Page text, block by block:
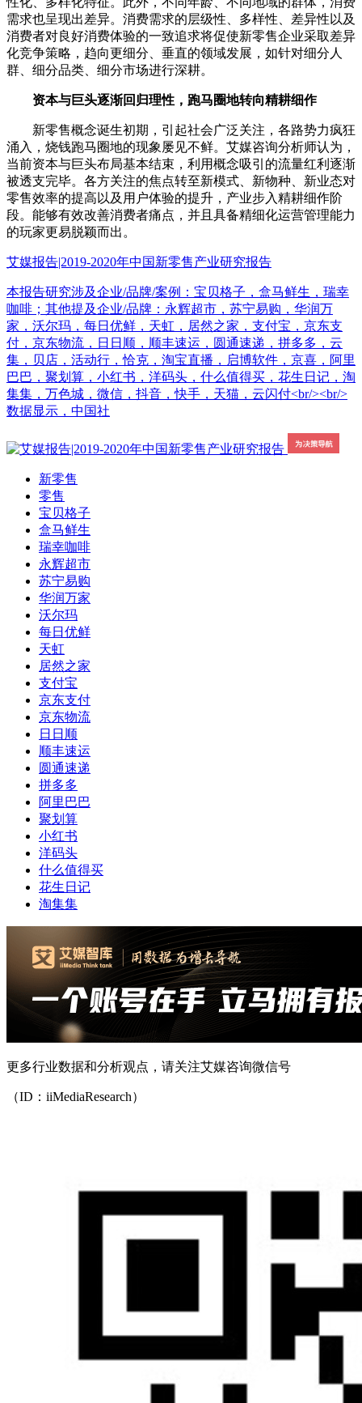
需求也呈现出差异。消费需求的层级性、多样性、差异性以及
消费者对良好消费体验的一致追求将促使新零售企业采取差异
化竞争策略，趋向更细分、垂直的领域发展，如针对细分人
群、细分品类、细分市场进行深耕。
资本与巨头逐渐回归理性，跑马圈地转向精耕细作
新零售概念诞生初期，引起社会广泛关注，各路势力疯狂
涌入，烧钱跑马圈地的现象屡见不鲜。艾媒咨询分析师认为，
当前资本与巨头布局基本结束，利用概念吸引的流量红利逐渐
被透支完毕。各方关注的焦点转至新模式、新物种、新业态对
零售效率的提高以及用户体验的提升，产业步入精耕细作阶
段。能够有效改善消费者痛点，并且具备精细化运营管理能力
的玩家更易脱颖而出。
艾媒报告|2019-2020年中国新零售产业研究报告
本报告研究涉及企业/品牌/案例：宝贝格子，盒马鲜生，瑞幸
咖啡；其他提及企业/品牌：永辉超市，苏宁易购，华润万
家，沃尔玛，每日优鲜，天虹，居然之家，支付宝，京东支
付，京东物流，日日顺，顺丰速运，圆通速递，拼多多，云
集，贝店，活动行，恰克，淘宝直播，启博软件，京喜，阿里
巴巴，聚划算，小红书，洋码头，什么值得买，花生日记，淘
集集，万色城，微信，抖音，快手，天猫，云闪付<br/><br/>
数据显示，中国社
新零售
零售
宝贝格子
盒马鲜生
瑞幸咖啡
永辉超市
苏宁易购
华润万家
沃尔玛
每日优鲜
天虹
居然之家
支付宝
京东支付
京东物流
日日顺
顺丰速运
圆通速递
拼多多
阿里巴巴
聚划算
小红书
洋码头
什么值得买
花生日记
淘集集
更多行业数据和分析观点，请关注艾媒咨询微信号
（ID：iiMediaResearch）